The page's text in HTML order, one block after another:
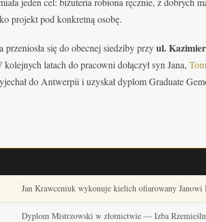
projekt pod konkretną osobę.
się do obecnej siedziby przyul.
latach do pracowni dołączył syn Jana,
do Antwerpii i uzyskał dyplom Graduate
Jan Krawceniuk wykonuje kielich ofiarowany
Dyplom Mistrzowski w złotnictwie — Izba